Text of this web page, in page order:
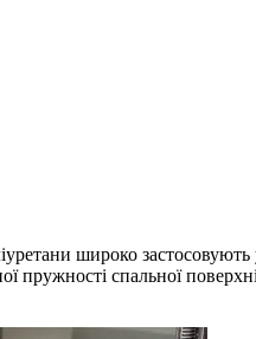
широко
пружності спальної